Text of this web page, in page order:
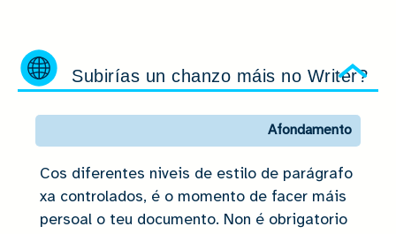
Subirías un chanzo máis no Writer?
Afondamento
Cos diferentes niveis de estilo de parágrafo
xa controlados, é o momento de facer máis
persoal o teu documento. Non é obrigatorio